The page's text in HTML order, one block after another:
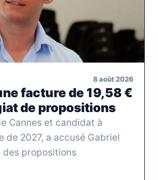
8 août 2026
facture de 19,58 €
de propositions
Cannes et candidat à
de 2027, a accusé Gabriel
propositions